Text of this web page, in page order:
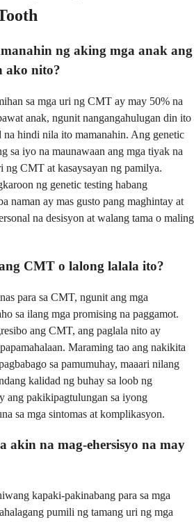
ng aking mga anak ang
ako nito?
sa mga uri ng CMT ay may 50% na
anak, ngunit nangangahulugan din ito
hindi nila ito mamanahin. Ang genetic
sa iyo na maunawaan ang mga tiyak na
ng CMT at kasaysayan ng pamilya.
ng genetic testing habang
naman ay mas gusto pang maghintay at
na desisyon at walang tama o maling
CMT o lalong lalala ito?
para sa CMT, ngunit ang mga
sa ilang mga promising na paggamot.
ang CMT, ang paglala nito ay
Maraming tao ang nakikita
sa pamumuhay, maaari nilang
kalidad ng buhay sa loob ng
ang pakikipagtulungan sa iyong
sa mga sintomas at komplikasyon.
akin na mag-ehersisyo na may
kapaki-pakinabang para sa mga
pumili ng tamang uri ng mga